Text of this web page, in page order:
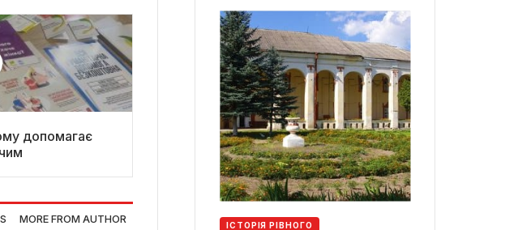
допомагає
MORE FROM AUTHOR
ІСТОРІЯ РІВНОГО